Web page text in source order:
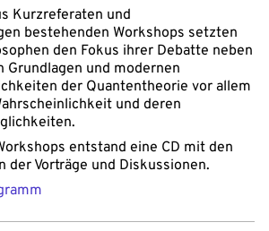
Kurzreferaten und
bestehenden Workshops setzten
den Fokus ihrer Debatte neben
Grundlagen und modernen
der Quantentheorie vor allem
und deren
entstand eine CD mit den
der Vorträge und Diskussionen.